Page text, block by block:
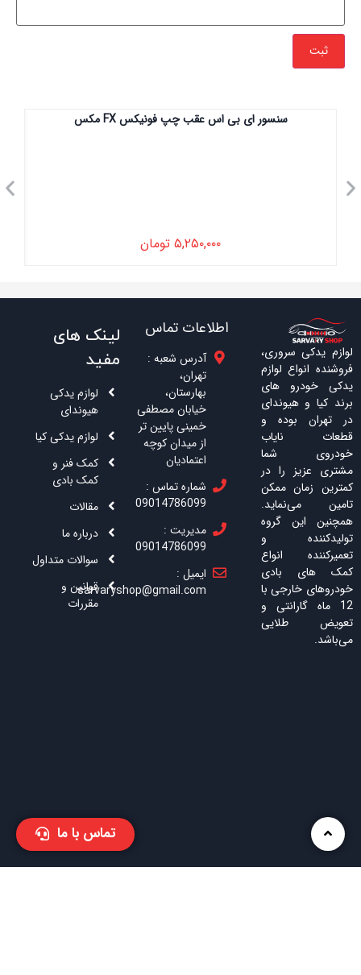
سنسور ای بی اس عقب چپ فونیکس FX مکس
۵,۲۵۰,۰۰۰ تومان
لوازم یدکی سروری،
فروشنده انواع لوازم
یدکی خودرو های
برند کیا و هیوندای
در تهران بوده و
قطعات نایاب
خودروی شما
مشتری عزیز را در
کمترین زمان ممکن
تامین می‌نماید.
همچنین این گروه
تولیدکننده و
تعمیرکننده انواع
کمک های بادی
خودروهای خارجی با
12 ماه گارانتی و
تعویض طلایی
می‌باشد.
تماس با ما
اطلاعات تماس
آدرس شعبه :
تهران،
بهارستان،
خیابان مصطفی
خمینی پایین تر
از میدان کوچه
اعتمادیان
شماره تماس :
09014786099
مدیریت :
09014786099
ایمیل :
sarvaryshop@gmail.com
لینک های
مفید
لوازم یدکی
هیوندای
لوازم یدکی کیا
کمک فنر و
کمک بادی
مقالات
درباره ما
سوالات متداول
قوانین و
مقررات